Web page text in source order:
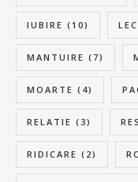
IUBIRE (10)
MANTUIRE (7)
MOARTE (4)
RELATIE (3)
RIDICARE (2)